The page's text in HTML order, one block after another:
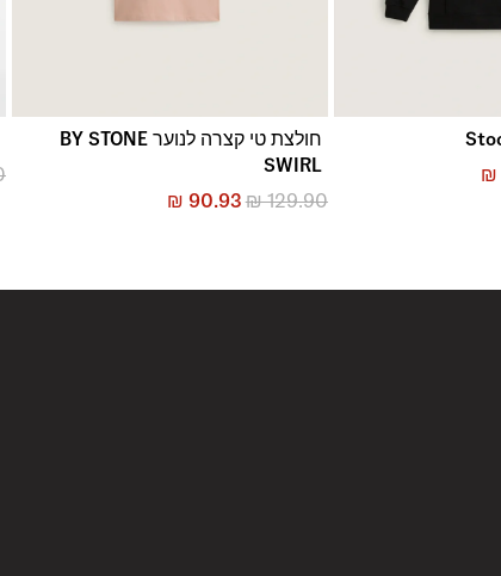
₪
חולצת טי קצרה לנוער BY STONE
SWIRL
₪129.90
₪ 90.93